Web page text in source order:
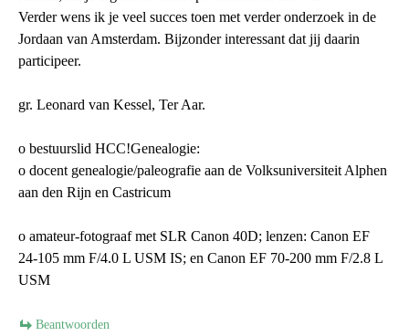
Verder wens ik je veel succes toen met verder onderzoek in de
Jordaan van Amsterdam. Bijzonder interessant dat jij daarin
participeer.
gr. Leonard van Kessel, Ter Aar.
o bestuurslid HCC!Genealogie:
o docent genealogie/paleografie aan de Volksuniversiteit Alphen
aan den Rijn en Castricum
o amateur-fotograaf met SLR Canon 40D; lenzen: Canon EF
24-105 mm F/4.0 L USM IS; en Canon EF 70-200 mm F/2.8 L
USM
Beantwoorden